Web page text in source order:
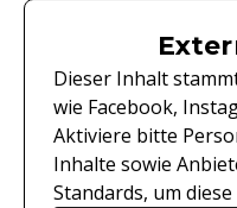
Dieser Inhalt
wie Facebook,
Aktiviere bitte
Inhalte sowie
Standards, um